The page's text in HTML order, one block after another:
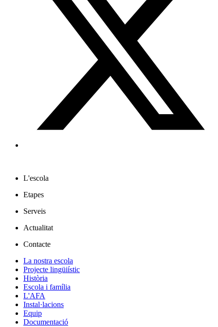
L'escola
Etapes
Serveis
Actualitat
Contacte
La nostra escola
Projecte lingüiístic
Història
Escola i família
L'AFA
Instal·lacions
Equip
Documentació